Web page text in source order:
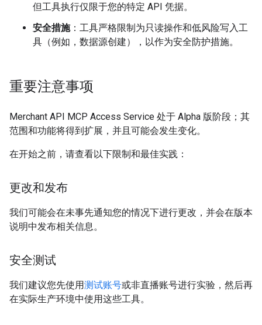
但工具执行仅限于您的特定 API 凭据。
安全措施：工具严格限制为只读操作和低风险写入工
具（例如，数据源创建），以作为安全防护措施。
重要注意事项
Merchant API MCP Access Service 处于 Alpha 版阶段；其
范围和功能将得到扩展，并且可能会发生变化。
在开始之前，请查看以下限制和最佳实践：
更改和发布
我们可能会在未事先通知您的情况下进行更改，并会在版本
说明中发布相关信息。
安全测试
我们建议您先使用测试账号或非直播账号进行实验，然后再
在实际生产环境中使用这些工具。